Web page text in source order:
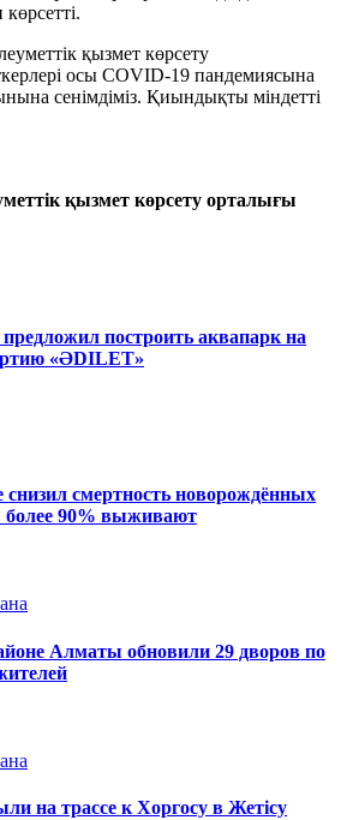
қызмет көрсету
осы COVID-19 пандемиясына
сенімдіміз. Қиындықты міндетті
қызмет көрсету орталығы
построить аквапарк на
«ӘDILET»
снизил смертность новорождённых
более 90% выживают
Алматы обновили 29 дворов по
на трассе к Хоргосу в Жетісу